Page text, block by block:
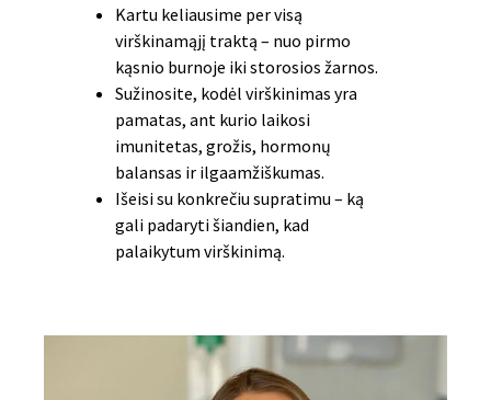
Kartu keliausime per visą
virškinamąjį traktą – nuo pirmo
kąsnio burnoje iki storosios žarnos.
Sužinosite, kodėl virškinimas yra
pamatas, ant kurio laikosi
imunitetas, grožis, hormonų
balansas ir ilgaamžiškumas.
Išeisi su konkrečiu supratimu – ką
gali padaryti šiandien, kad
palaikytum virškinimą.